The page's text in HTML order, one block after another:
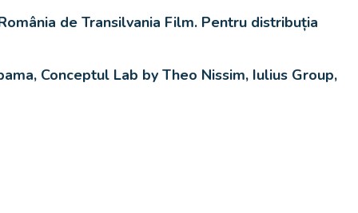
de Transilvania Film. Pentru distribuția
Conceptul Lab by Theo Nissim, Iulius Group,